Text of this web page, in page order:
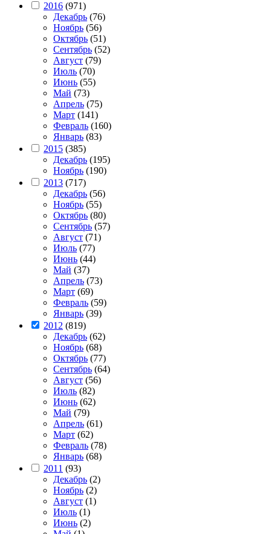
2016 (971)
Декабрь (76)
Ноябрь (56)
Октябрь (51)
Сентябрь (52)
Август (79)
Июль (70)
Июнь (55)
Май (73)
Апрель (75)
Март (141)
Февраль (160)
Январь (83)
2015 (385)
Декабрь (195)
Ноябрь (190)
2013 (717)
Декабрь (56)
Ноябрь (55)
Октябрь (80)
Сентябрь (57)
Август (71)
Июль (77)
Июнь (44)
Май (37)
Апрель (73)
Март (69)
Февраль (59)
Январь (39)
2012 (819)
Декабрь (62)
Ноябрь (68)
Октябрь (77)
Сентябрь (64)
Август (56)
Июль (82)
Июнь (62)
Май (79)
Апрель (61)
Март (62)
Февраль (78)
Январь (68)
2011 (93)
Декабрь (2)
Ноябрь (2)
Август (1)
Июль (1)
Июнь (2)